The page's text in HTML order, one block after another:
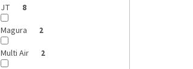
JT 8
Magura 2
Multi Air 2